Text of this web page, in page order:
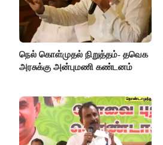
நெல் கொள்முதல் நிறுத்தம்- தவெக
அரசுக்கு அன்புமணி கண்டனம்